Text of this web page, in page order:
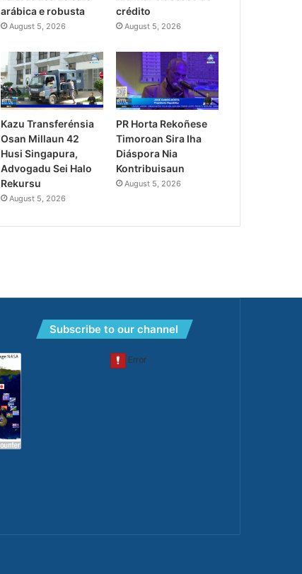
arábica e robusta
August 5, 2026
crédito
August 5, 2026
Kazu Transferénsia
Osan Millaun 42
Husi Singapura,
Advogadu Sei Halo
Rekursu
August 5, 2026
PR Horta Rekoñese
Timoroan Sira Iha
Diáspora Nia
Kontribuisaun
August 5, 2026
Subscribe to our channel